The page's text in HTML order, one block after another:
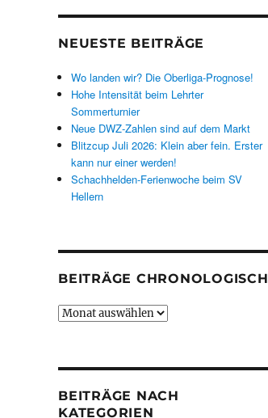
NEUESTE BEITRÄGE
Wo landen wir? Die Oberliga-Prognose!
Hohe Intensität beim Lehrter
Sommerturnier
Neue DWZ-Zahlen sind auf dem Markt
Blitzcup Juli 2026: Klein aber fein. Erster
kann nur einer werden!
Schachhelden-Ferienwoche beim SV
Hellern
BEITRÄGE CHRONOLOGISCH
Beiträge
BEITRÄGE NACH
KATEGORIEN